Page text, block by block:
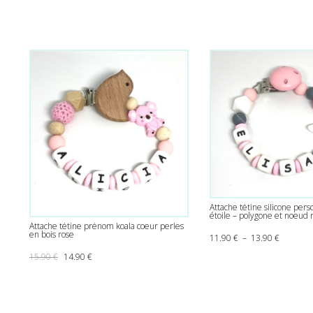
Attache tétine prénom koala coeur perles
en bois rose
15.90€ Le prix initial était : 15.90 €.
14.90 €Le prix actuel est : 14.90 €.
Attache tétine silicone
étoile – polygone et noeud
11.90 € – 13.90 €Plage